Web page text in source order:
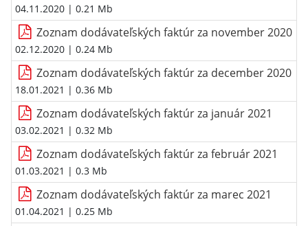
04.11.2020 | 0.21 Mb
Zoznam dodávateľských faktúr za november 2020
02.12.2020 | 0.24 Mb
Zoznam dodávateľských faktúr za december 2020
18.01.2021 | 0.36 Mb
Zoznam dodávateľských faktúr za január 2021
03.02.2021 | 0.32 Mb
Zoznam dodávateľských faktúr za február 2021
01.03.2021 | 0.3 Mb
Zoznam dodávateľských faktúr za marec 2021
01.04.2021 | 0.25 Mb